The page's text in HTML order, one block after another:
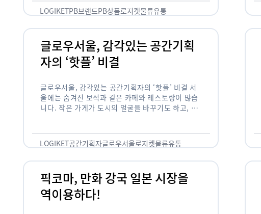
물가 시대와 맞물려 …
LOGIKETPB브랜드PB상품로지켓물류유통
글로우서울, 감각있는 공간기획
자의 ‘핫플’ 비결
글로우서울, 감각있는 공간기획자의 ‘핫플’ 비결 서
울에는 숨겨진 보석과 같은 카페와 레스토랑이 많습
니다. 작은 가게가 도시의 얼굴을 바꾸기도 하고, 쇠
LOGIKET공간기획자글로우서울로지켓물류유통
픽코마, 만화 강국 일본 시장을
역이용하다!